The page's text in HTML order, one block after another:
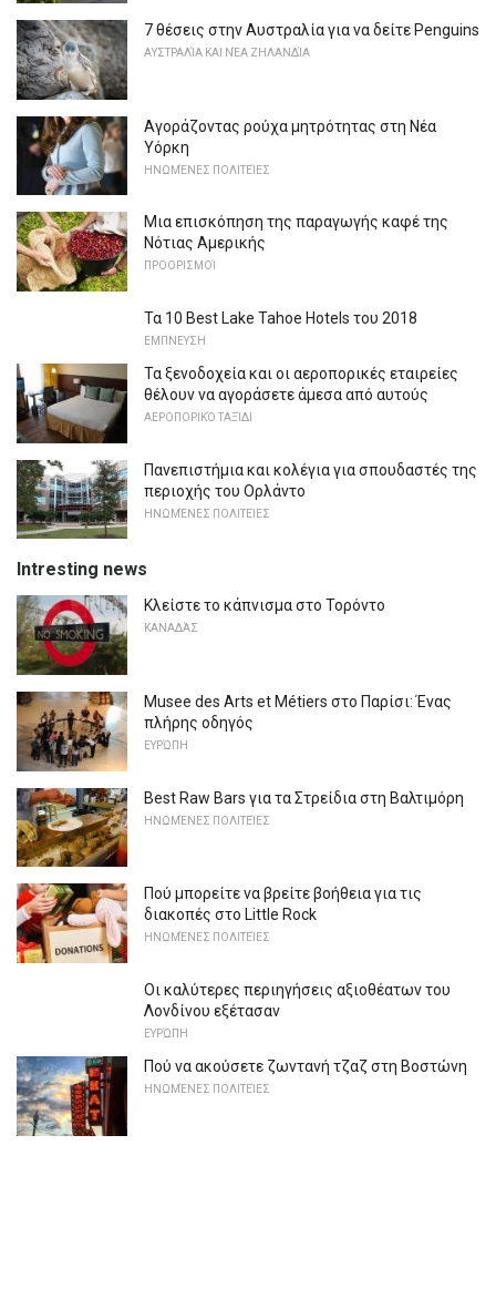
7 θέσεις στην Αυστραλία για να δείτε Penguins
ΑΥΣΤΡΑΛΊΑ ΚΑΙ ΝΈΑ ΖΗΛΑΝΔΊΑ
Αγοράζοντας ρούχα μητρότητας στη Νέα
Υόρκη
ΗΝΩΜΈΝΕΣ ΠΟΛΙΤΕΊΕΣ
Μια επισκόπηση της παραγωγής καφέ της
Νότιας Αμερικής
ΠΡΟΟΡΙΣΜΟΊ
Τα 10 Best Lake Tahoe Hotels του 2018
ΕΜΠΝΕΥΣΗ
Τα ξενοδοχεία και οι αεροπορικές εταιρείες
θέλουν να αγοράσετε άμεσα από αυτούς
ΑΕΡΟΠΟΡΙΚΌ ΤΑΞΊΔΙ
Πανεπιστήμια και κολέγια για σπουδαστές της
περιοχής του Ορλάντο
ΗΝΩΜΈΝΕΣ ΠΟΛΙΤΕΊΕΣ
Intresting news
Κλείστε το κάπνισμα στο Τορόντο
ΚΑΝΑΔΆΣ
Musee des Arts et Métiers στο Παρίσι: Ένας
πλήρης οδηγός
ΕΥΡΏΠΗ
Best Raw Bars για τα Στρείδια στη Βαλτιμόρη
ΗΝΩΜΈΝΕΣ ΠΟΛΙΤΕΊΕΣ
Πού μπορείτε να βρείτε βοήθεια για τις
διακοπές στο Little Rock
ΗΝΩΜΈΝΕΣ ΠΟΛΙΤΕΊΕΣ
Οι καλύτερες περιηγήσεις αξιοθέατων του
Λονδίνου εξέτασαν
ΕΥΡΏΠΗ
Πού να ακούσετε ζωντανή τζαζ στη Βοστώνη
ΗΝΩΜΈΝΕΣ ΠΟΛΙΤΕΊΕΣ